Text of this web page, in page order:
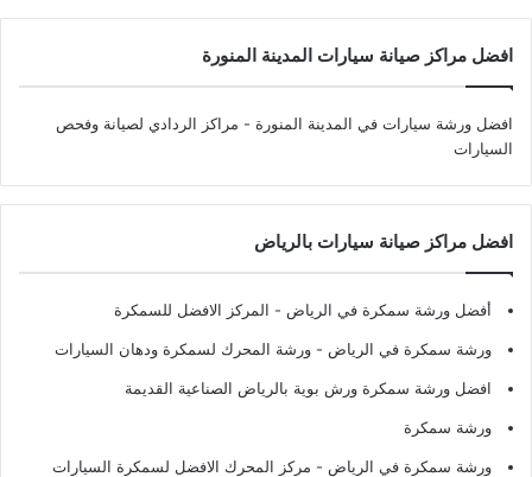
افضل مراكز صيانة سيارات المدينة المنورة
افضل ورشة سيارات في المدينة المنورة - مراكز الردادي لصيانة وفحص
السيارات
افضل مراكز صيانة سيارات بالرياض
أفضل ورشة سمكرة في الرياض - المركز الافضل للسمكرة
ورشة سمكرة في الرياض - ورشة المحرك لسمكرة ودهان السيارات
افضل ورشة سمكرة ورش بوية بالرياض الصناعية القديمة
ورشة سمكرة
ورشة سمكرة في الرياض - مركز المحرك الافضل لسمكرة السيارات